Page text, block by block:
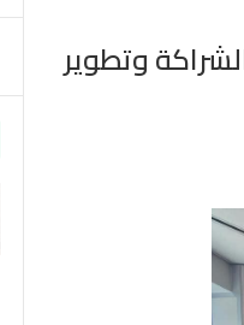
وتطوير